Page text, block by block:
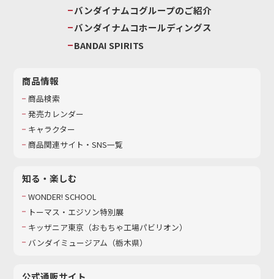
バンダイナムコグループのご紹介
バンダイナムコホールディングス
BANDAI SPIRITS
商品情報
商品検索
発売カレンダー
キャラクター
商品関連サイト・SNS一覧
知る・楽しむ
WONDER! SCHOOL
トーマス・エジソン特別展
キッザニア東京（おもちゃ工場パビリオン）​
バンダイミュージアム（栃木県）
公式通販サイト